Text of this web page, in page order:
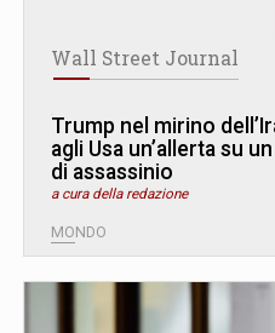
Wall Street Journal
Trump nel mirino
agli Usa un’allerta su
di assassinio
a cura della redazione
MONDO